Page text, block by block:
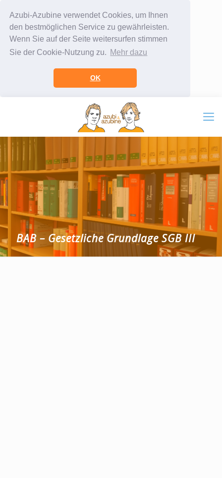
Azubi-Azubine verwendet Cookies, um Ihnen
den bestmöglichen Service zu gewährleisten.
Wenn Sie auf der Seite weitersurfen stimmen
Sie der Cookie-Nutzung zu. Mehr dazu
OK
BAB – Gesetzliche Grundlage SGB III